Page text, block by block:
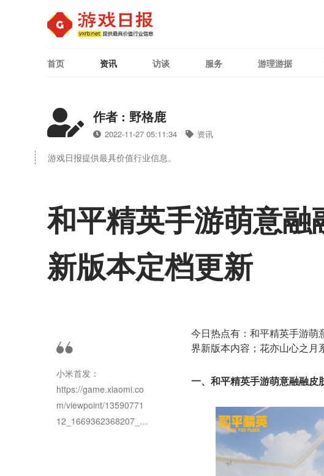
首页 资讯 访谈 服务 游理游据
作者 : 野格鹿
2022-11-27 05:11:34 资讯
游戏日报提供最具价值行业信息。
和平精英手游萌意
新版本定档更新
小米首发：
https://game.xiaomi.co
m/viewpoint/13590771
12_1669362368207_1
今日热点有：和平精英手游萌
界新版本内容；花亦山心之月
一、和平精英手游萌意融融皮